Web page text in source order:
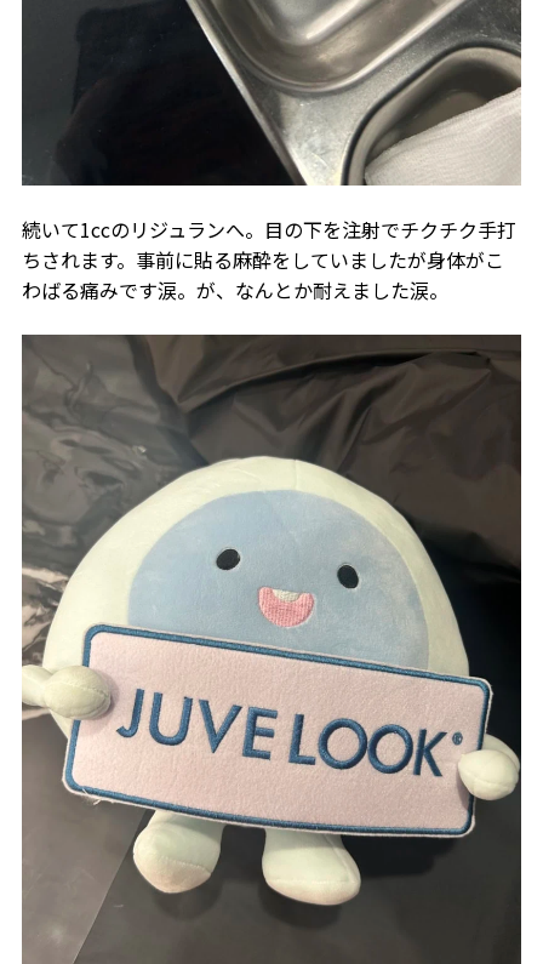
続いて1ccのリジュランへ。目の下を注射でチクチク手打
ちされます。事前に貼る麻酔をしていましたが身体がこ
わばる痛みです涙。が、なんとか耐えました涙。